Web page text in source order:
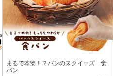
まるで本物！？パンのスクイーズ 食
パン